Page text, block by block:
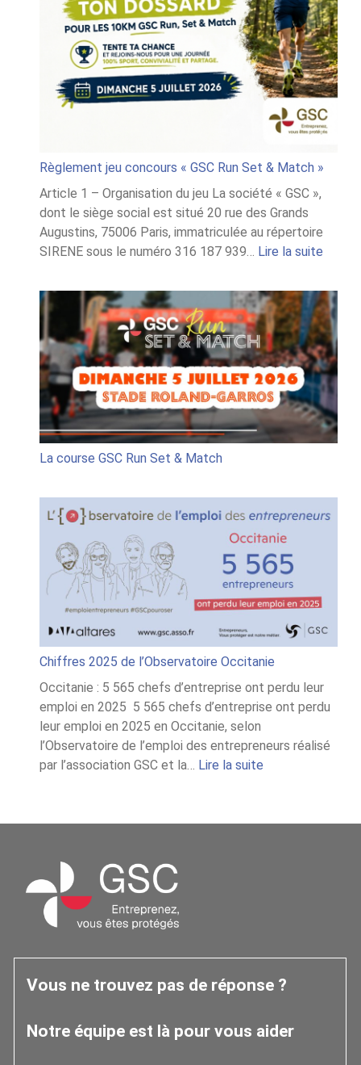
Règlement jeu concours « GSC Run Set & Match »
Article 1 – Organisation du jeu La société « GSC »,
dont le siège social est situé 20 rue des Grands
Augustins, 75006 Paris, immatriculée au répertoire
SIRENE sous le numéro 316 187 939… Lire la suite:
jeu
« GSC
Run
Set
&
Match
La course GSC Run Set & Match
Chiffres 2025 de l’Observatoire Occitanie
Occitanie : 5 565 chefs d’entreprise ont perdu leur
emploi en 2025 5 565 chefs d’entreprise ont perdu
leur emploi en 2025 en Occitanie, selon
l’Observatoire de l’emploi des entrepreneurs réalisé
par l’association GSC et la… Lire la suite:
de
Vous ne trouvez pas de réponse ?
Notre équipe est là pour vous aider